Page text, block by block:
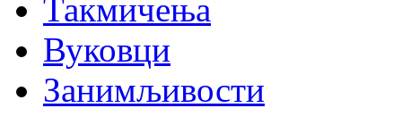
Такмичења
Вуковци
Занимљивости